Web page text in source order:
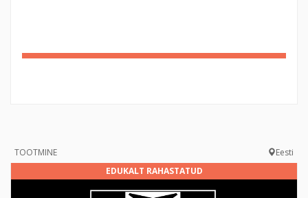
107%
TOOTMINE
Eesti
EDUKALT RAHASTATUD